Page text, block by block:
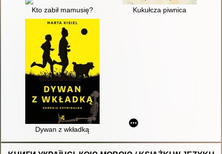
Kto zabił mamusię? Kukułcza piwnica
Dywan z wkładką